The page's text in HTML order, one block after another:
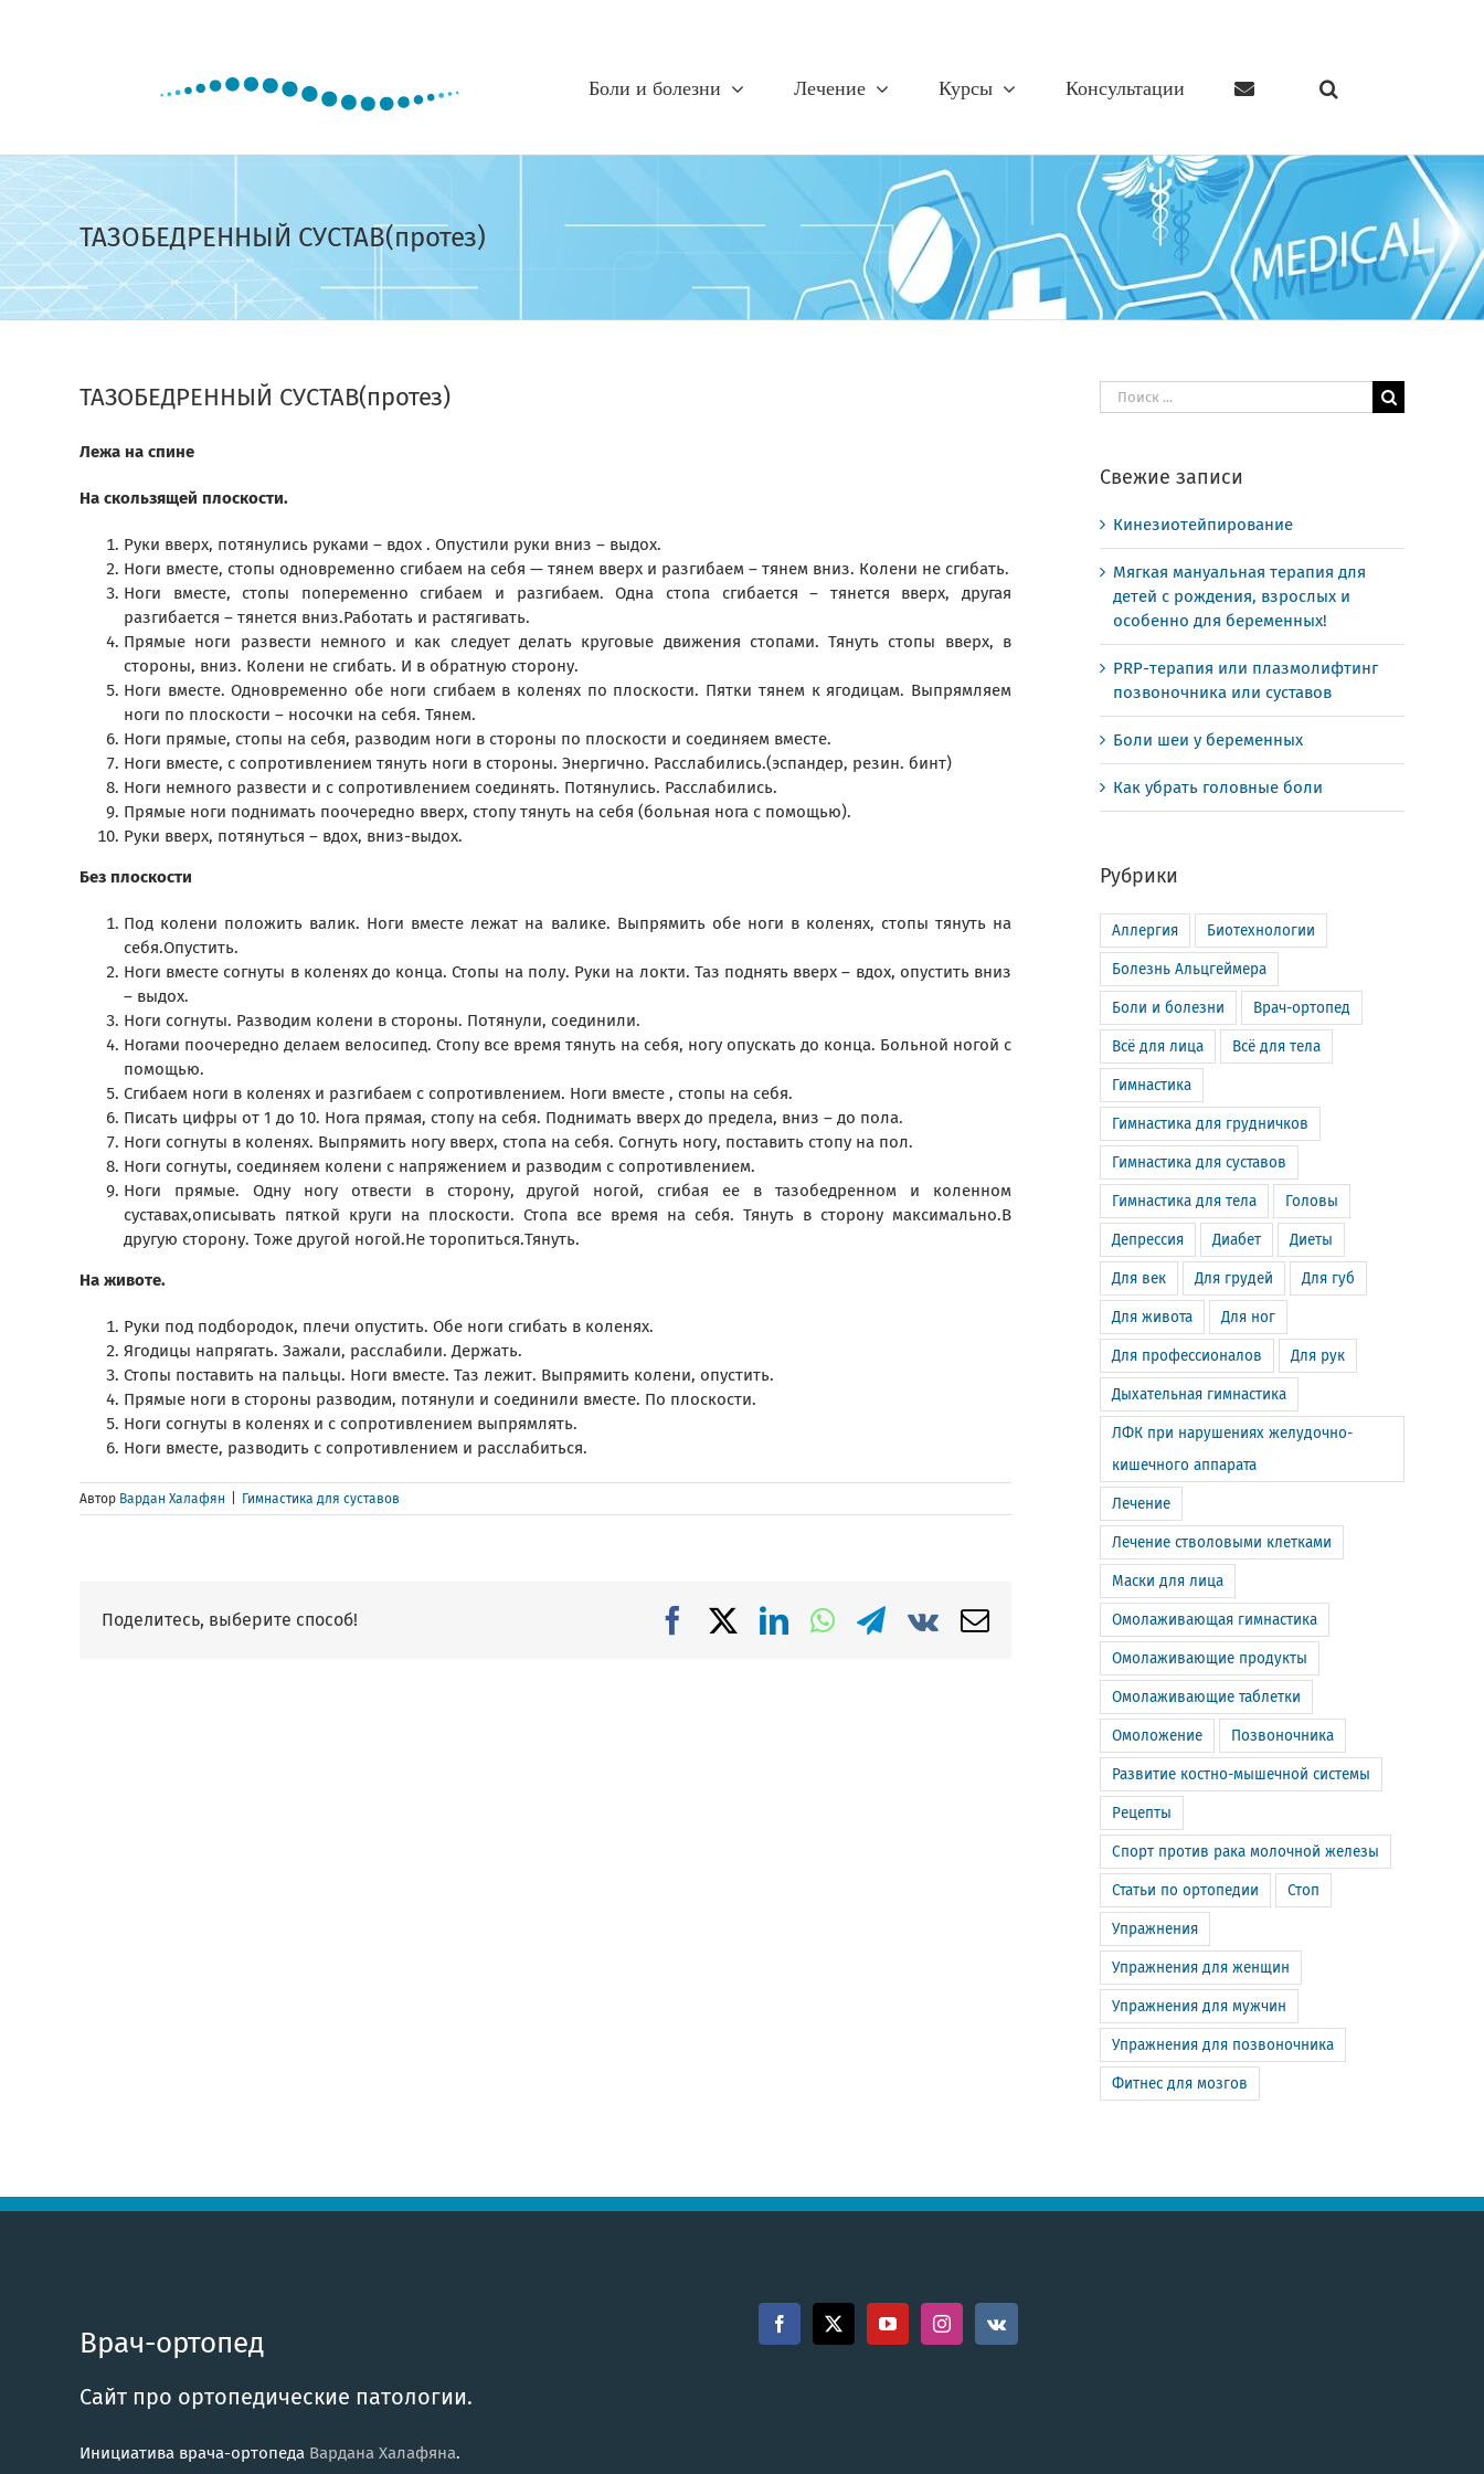
Боли и болезни Лечение Курсы Консультации
ТАЗОБЕДРЕННЫЙ СУСТАВ(протез)
ТАЗОБЕДРЕННЫЙ СУСТАВ(протез)
Лежа на спине
На скользящей плоскости.
Руки вверх, потянулись руками – вдох . Опустили руки вниз – выдох.
Ноги вместе, стопы одновременно сгибаем на себя — тянем вверх и разгибаем – тянем вниз. Колени не сгибать.
Ноги вместе, стопы попеременно сгибаем и разгибаем. Одна стопа сгибается – тянется вверх, другая
разгибается – тянется вниз.Работать и растягивать.
Прямые ноги развести немного и как следует делать круговые движения стопами. Тянуть стопы вверх, в
стороны, вниз. Колени не сгибать. И в обратную сторону.
Ноги вместе. Одновременно обе ноги сгибаем в коленях по плоскости. Пятки тянем к ягодицам. Выпрямляем
ноги по плоскости – носочки на себя. Тянем.
Ноги прямые, стопы на себя, разводим ноги в стороны по плоскости и соединяем вместе.
Ноги вместе, с сопротивлением тянуть ноги в стороны. Энергично. Расслабились.(эспандер, резин. бинт)
Ноги немного развести и с сопротивлением соединять. Потянулись. Расслабились.
Прямые ноги поднимать поочередно вверх, стопу тянуть на себя (больная нога с помощью).
Руки вверх, потянуться – вдох, вниз-выдох.
Без плоскости
Под колени положить валик. Ноги вместе лежат на валике. Выпрямить обе ноги в коленях, стопы тянуть на
себя.Опустить.
Ноги вместе согнуты в коленях до конца. Стопы на полу. Руки на локти. Таз поднять вверх – вдох, опустить вниз
– выдох.
Ноги согнуты. Разводим колени в стороны. Потянули, соединили.
Ногами поочередно делаем велосипед. Стопу все время тянуть на себя, ногу опускать до конца. Больной ногой с
помощью.
Сгибаем ноги в коленях и разгибаем с сопротивлением. Ноги вместе , стопы на себя.
Писать цифры от 1 до 10. Нога прямая, стопу на себя. Поднимать вверх до предела, вниз – до пола.
Ноги согнуты в коленях. Выпрямить ногу вверх, стопа на себя. Согнуть ногу, поставить стопу на пол.
Ноги согнуты, соединяем колени с напряжением и разводим с сопротивлением.
Ноги прямые. Одну ногу отвести в сторону, другой ногой, сгибая ее в тазобедренном и коленном
суставах,описывать пяткой круги на плоскости. Стопа все время на себя. Тянуть в сторону максимально.В
другую сторону. Тоже другой ногой.Не торопиться.Тянуть.
На животе.
Руки под подбородок, плечи опустить. Обе ноги сгибать в коленях.
Ягодицы напрягать. Зажали, расслабили. Держать.
Стопы поставить на пальцы. Ноги вместе. Таз лежит. Выпрямить колени, опустить.
Прямые ноги в стороны разводим, потянули и соединили вместе. По плоскости.
Ноги согнуты в коленях и с сопротивлением выпрямлять.
Ноги вместе, разводить с сопротивлением и расслабиться.
Автор Вардан Халафян Гимнастика для суставов
Поделитесь, выберите способ! FacebookLinkedIn
WhatsApp
Telegram
Vk Email
Результат
поиска:
Свежие записи
Кинезиотейпирование
Мягкая мануальная терапия для
детей с рождения, взрослых и
особенно для беременных!
PRP-терапия или плазмолифтинг
позвоночника или суставов
Боли шеи у беременных
Как убрать головные боли
Рубрики
Аллергия Биотехнологии
Болезнь Альцгеймера
Боли и болезни Врач-ортопед
Всё для лица Всё для тела
Гимнастика
Гимнастика для грудничков
Гимнастика для суставов
Гимнастика для тела Головы
Депрессия Диабет Диеты
Для век Для грудей Для губ
Для живота Для ног
Для профессионалов Для рук
Дыхательная гимнастика
ЛФК при нарушениях желудочно-
кишечного аппарата
Лечение
Лечение стволовыми клетками
Маски для лица
Омолаживающая гимнастика
Омолаживающие продукты
Омолаживающие таблетки
Омоложение Позвоночника
Развитие костно-мышечной системы
Рецепты
Спорт против рака молочной железы
Статьи по ортопедии Стоп
Упражнения
Упражнения для женщин
Упражнения для мужчин
Упражнения для позвоночника
Фитнес для мозгов
Врач-ортопед
Сайт про ортопедические патологии.
Инициатива врача-ортопеда Вардана Халафяна.